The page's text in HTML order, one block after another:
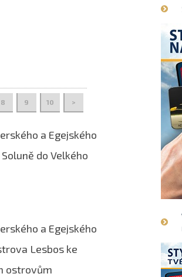
8 9 10 >
a Egejského
do Velkého
a Egejského
Lesbos ke
ostrovům